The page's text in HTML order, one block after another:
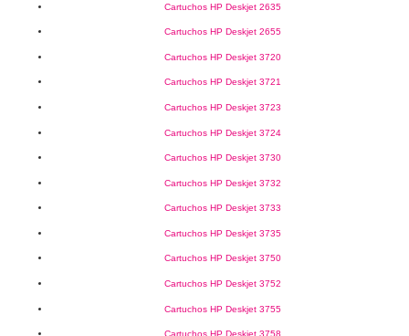
Cartuchos HP Deskjet 2635
Cartuchos HP Deskjet 2655
Cartuchos HP Deskjet 3720
Cartuchos HP Deskjet 3721
Cartuchos HP Deskjet 3723
Cartuchos HP Deskjet 3724
Cartuchos HP Deskjet 3730
Cartuchos HP Deskjet 3732
Cartuchos HP Deskjet 3733
Cartuchos HP Deskjet 3735
Cartuchos HP Deskjet 3750
Cartuchos HP Deskjet 3752
Cartuchos HP Deskjet 3755
Cartuchos HP Deskjet 3758